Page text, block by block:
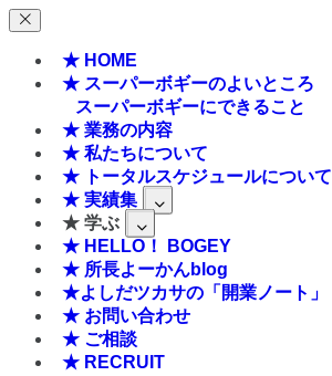
★ HOME
★ スーパーボギーのよいところ
スーパーボギーにできること
★ 業務の内容
★ 私たちについて
★ トータルスケジュールについて
★ 実績集
★ 学ぶ
★ HELLO！ BOGEY
★ 所長よーかんblog
★よしだツカサの「開業ノート」
★ お問い合わせ
★ ご相談
★ RECRUIT